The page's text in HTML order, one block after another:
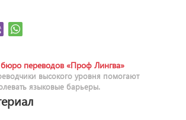
переводов «Проф Лингва»
высокого уровня помогают
языковые барьеры.